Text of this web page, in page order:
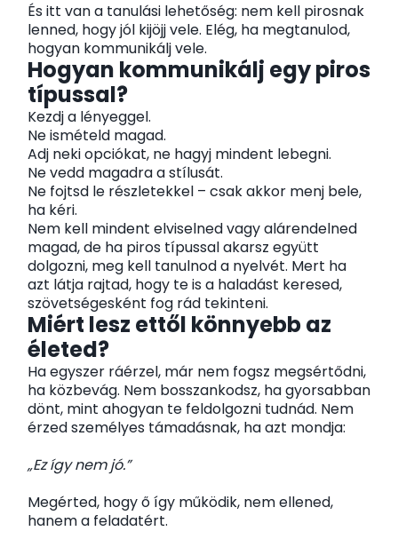
És itt van a tanulási lehetőség: nem kell pirosnak
lenned, hogy jól kijöjj vele. Elég, ha megtanulod,
hogyan kommunikálj vele.
Hogyan kommunikálj egy piros
típussal?
Kezdj a lényeggel.
Ne ismételd magad.
Adj neki opciókat, ne hagyj mindent lebegni.
Ne vedd magadra a stílusát.
Ne fojtsd le részletekkel – csak akkor menj bele,
ha kéri.
Nem kell mindent elviselned vagy alárendelned
magad, de ha piros típussal akarsz együtt
dolgozni, meg kell tanulnod a nyelvét. Mert ha
azt látja rajtad, hogy te is a haladást keresed,
szövetségesként fog rád tekinteni.
Miért lesz ettől könnyebb az
életed?
Ha egyszer ráérzel, már nem fogsz megsértődni,
ha közbevág. Nem bosszankodsz, ha gyorsabban
dönt, mint ahogyan te feldolgozni tudnád. Nem
érzed személyes támadásnak, ha azt mondja:
„Ez így nem jó.”
Megérted, hogy ő így működik, nem ellened,
hanem a feladatért.